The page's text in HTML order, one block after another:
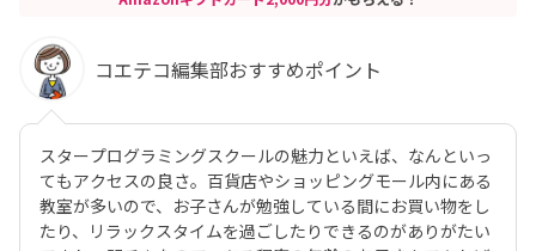
コエテコ編集部おすすめポイント
スタープログラミングスクールの魅力といえば、なんといっ
てもアクセスの良さ。百貨店やショッピングモール内にある
教室が多いので、お子さんが勉強している間にお買い物をし
たり、リラックスタイムを過ごしたりできるのがありがたい